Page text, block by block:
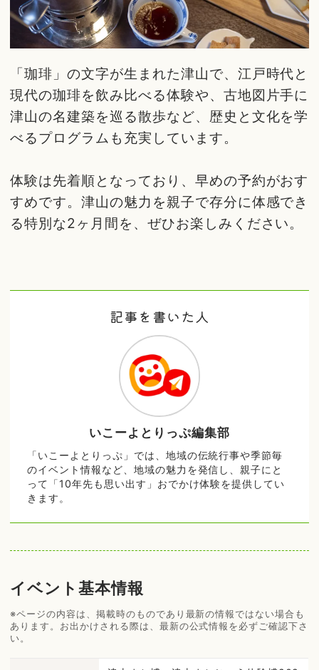
「珈琲」の文字が生まれた津山で、江戸時代と
現代の珈琲を飲み比べる体験や、古地図片手に
津山の名建築を巡る散歩など、歴史と文化を学
べるプログラムも充実しています。
体験は先着順となっており、早めの予約がおす
すめです。津山の魅力を親子で存分に体感でき
る特別な2ヶ月間を、ぜひお楽しみください。
記事を書いた人
いこーよとりっぷ編集部
「いこーよとりっぷ」では、地域の伝統行事や季節毎
のイベント情報など、地域の魅力を発信し、親子にと
って「10年先も思い出す」おでかけ体験を提供してい
きます。
イベント基本情報
※ページの内容は、掲載時のものであり最新の情報ではない場合も
あります。お出かけされる際は、最新の公式情報を必ずご確認下さ
い。